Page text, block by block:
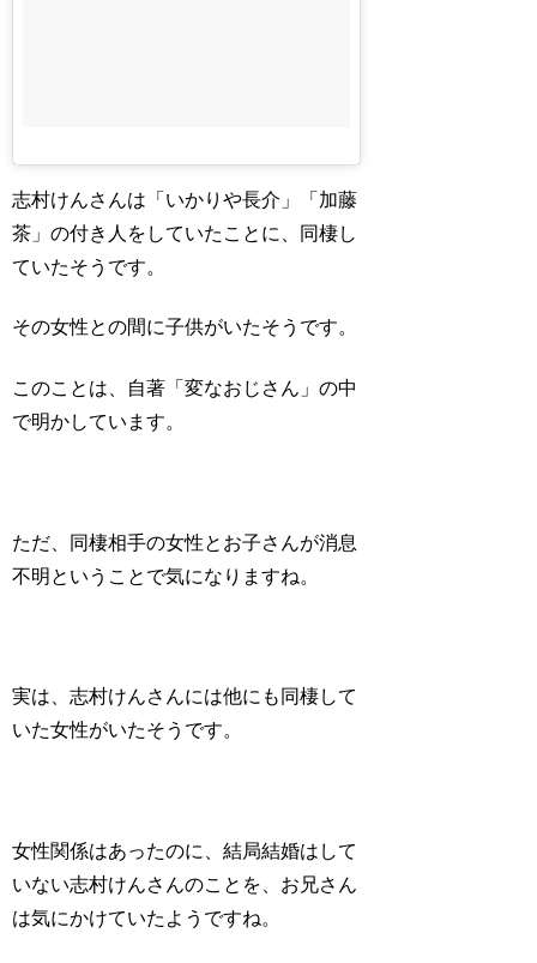
志村けんさんは「いかりや長介」「加藤
茶」の付き人をしていたことに、同棲し
ていたそうです。
その女性との間に子供がいたそうです。
このことは、自著「変なおじさん」の中
で明かしています。
ただ、同棲相手の女性とお子さんが消息
不明ということで気になりますね。
実は、志村けんさんには他にも同棲して
いた女性がいたそうです。
女性関係はあったのに、結局結婚はして
いない志村けんさんのことを、お兄さん
は気にかけていたようですね。